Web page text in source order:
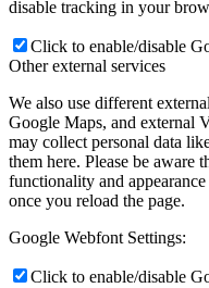
disable tracking in your
Click to enable/disable
Other external services
We also use different
Google Maps, and external
may collect personal data
them here. Please be aware
functionality and
once you reload the page.
Google Webfont Settings:
Click to enable/disable